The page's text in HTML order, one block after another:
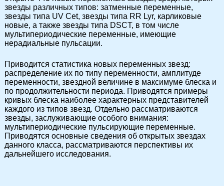
звезды различных типов: затменные переменные,
звезды типа UV Cet, звезды типа RR Lyr, карликовые
новые, а также звезды типа DSCT, в том числе
мультипериодические переменные, имеющие
нерадиальные пульсации.
Приводится статистика новых переменных звезд:
распределение их по типу переменности, амплитуде
переменности, звездной величине в максимуме блеска и
по продолжительности периода. Приводятся примеры
кривых блеска наиболее характерных представителей
каждого из типов звезд. Отдельно рассматриваются
звезды, заслуживающие особого внимания:
мультипериодические пульсирующие переменные.
Приводятся основные сведения об открытых звездах
данного класса, рассматриваются перспективы их
дальнейшего исследования.